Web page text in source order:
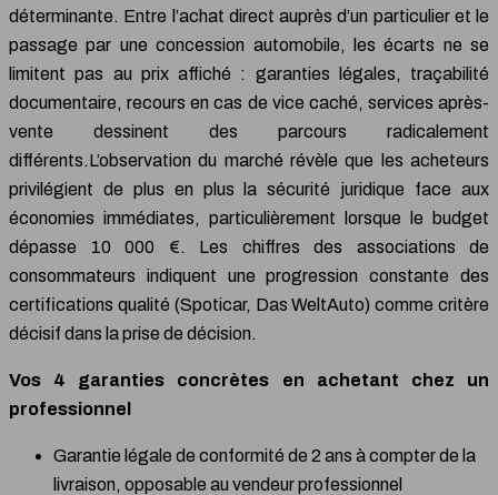
déterminante. Entre l’achat direct auprès d’un particulier et le
passage par une concession automobile, les écarts ne se
limitent pas au prix affiché : garanties légales, traçabilité
documentaire, recours en cas de vice caché, services après-
vente dessinent des parcours radicalement
différents.L’observation du marché révèle que les acheteurs
privilégient de plus en plus la sécurité juridique face aux
économies immédiates, particulièrement lorsque le budget
dépasse 10 000 €. Les chiffres des associations de
consommateurs indiquent une progression constante des
certifications qualité (Spoticar, Das WeltAuto) comme critère
décisif dans la prise de décision.
Vos 4 garanties concrètes en achetant chez un
professionnel
Garantie légale de conformité de 2 ans à compter de la
livraison, opposable au vendeur professionnel